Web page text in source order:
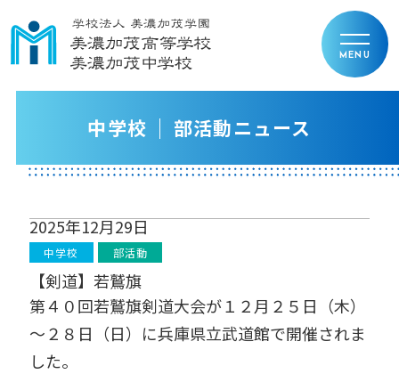
中学校 部活動ニュース
2025年12月29日
中学校 部活動
【剣道】若鷲旗
第４０回若鷲旗剣道大会が１２月２５日（木）
～２８日（日）に兵庫県立武道館で開催されま
した。